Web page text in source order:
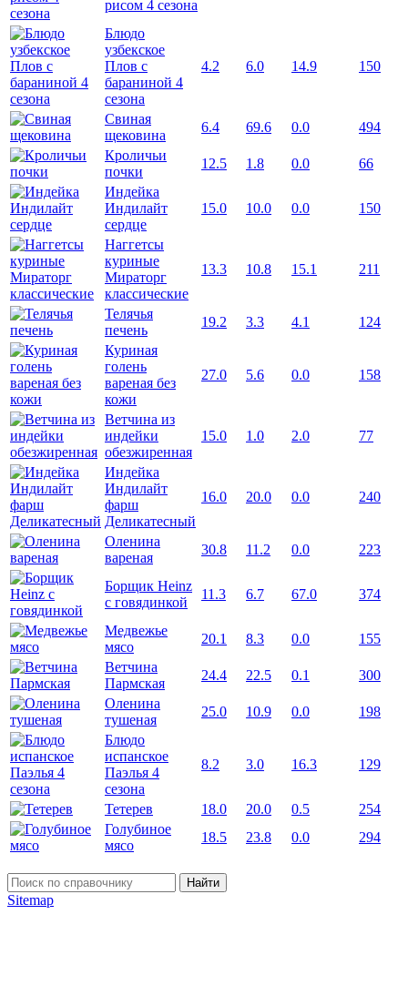
рисом 4 сезона
Блюдо
узбекское
Плов с
бараниной 4
сезона
4.2 6.0 14.9 150
Свиная
щековина
6.4 69.6 0.0
494
Кроличьи
почки
12.5 1.8 0.0
66
Индейка
Индилайт
сердце
15.0 10.0 0.0 150
Наггетсы
куриные
Мираторг
классические
13.3 10.8 15.1 211
Телячья
печень
19.2 3.3 4.1
124
Куриная
голень
вареная без
кожи
27.0 5.6 0.0 158
Ветчина из
индейки
обезжиренная
15.0 1.0 2.0 77
Индейка
Индилайт
фарш
Деликатесный
16.0 20.0 0.0 240
Оленина
вареная
30.8 11.2 0.0 223
Борщик Heinz
с говядинкой
11.3 6.7 67.0 374
Медвежье
мясо
20.1 8.3 0.0
155
Ветчина
Пармская
24.4 22.5 0.1
300
Оленина
тушеная
25.0 10.9 0.0
198
Блюдо
испанское
Паэлья 4
сезона
8.2 3.0 16.3 129
Тетерев 18.0 20.0 0.5
254
Голубиное
мясо
18.5 23.8 0.0 294
Найти
Sitemap